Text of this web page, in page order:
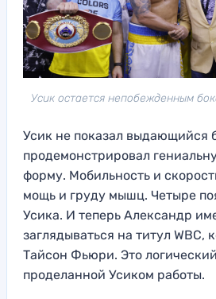
Усик остается непобежденным
Усик не показал выдающийся
продемонстрировал
форму. Мобильность и
мощь и груду мышц. Четыре
Усика. И теперь Александр
заглядываться на титул WBC,
Тайсон Фьюри. Это
проделанной Усиком работы.